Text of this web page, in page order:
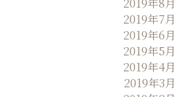
2019年8月
2019年7月
2019年6月
2019年5月
2019年4月
2019年3月